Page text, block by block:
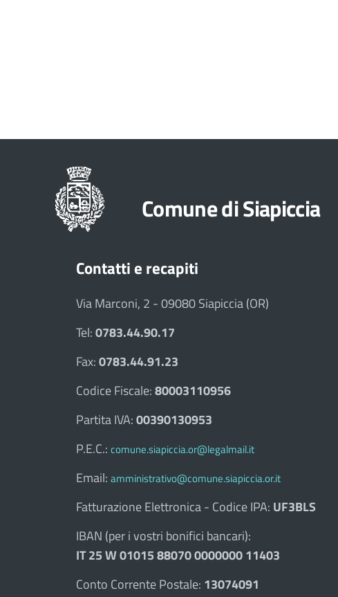
Comune di Siapiccia
Contatti e recapiti
Via Marconi, 2 - 09080 Siapiccia (OR)
Tel:0783.44.90.17
Fax:0783.44.91.23
Codice Fiscale:80003110956
Partita IVA:00390130953
P.E.C.: comune.siapiccia.or@legalmail.it
Email: amministrativo@comune.siapiccia.or.it
Fatturazione Elettronica - Codice IPA: UF3BLS
IBAN (per i vostri bonifici bancari):
IT 25 W 01015 88070 0000000 11403
Conto Corrente Postale: 13074091